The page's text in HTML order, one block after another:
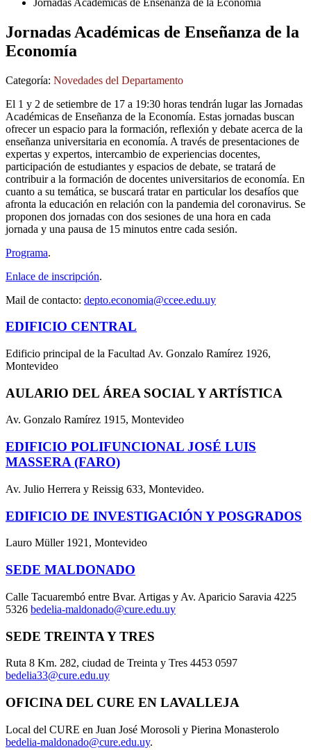
Jornadas Académicas de Enseñanza de la
Economía
Categoría: Novedades del Departamento
El 1 y 2 de setiembre de 17 a 19:30 horas tendrán lugar las Jornadas
Académicas de Enseñanza de la Economía. Estas jornadas buscan
ofrecer un espacio para la formación, reflexión y debate acerca de la
enseñanza universitaria en economía. A través de presentaciones de
expertas y expertos, intercambio de experiencias docentes,
participación de estudiantes y espacios de debate, se tratará de
contribuir a la formación de docentes universitarios de economía. En
cuanto a su temática, se buscará tratar en particular los desafíos que
afronta la educación en relación con la pandemia del coronavirus. Se
proponen dos jornadas con dos sesiones de una hora en cada
jornada y una pausa de 15 minutos entre cada sesión.
Programa.
Enlace de inscripción.
Mail de contacto: depto.economia@ccee.edu.uy
EDIFICIO CENTRAL
Edificio principal de la Facultad Av. Gonzalo Ramírez 1926,
Montevideo
AULARIO DEL ÁREA SOCIAL Y ARTÍSTICA
Av. Gonzalo Ramírez 1915, Montevideo
EDIFICIO POLIFUNCIONAL JOSÉ LUIS
MASSERA (FARO)
Av. Julio Herrera y Reissig 633, Montevideo.
EDIFICIO DE INVESTIGACIÓN Y POSGRADOS
Lauro Müller 1921, Montevideo
SEDE MALDONADO
Calle Tacuarembó entre Bvar. Artigas y Av. Aparicio Saravia 4225
5326 bedelia-maldonado@cure.edu.uy
SEDE TREINTA Y TRES
Ruta 8 Km. 282, ciudad de Treinta y Tres 4453 0597
bedelia33@cure.edu.uy
OFICINA DEL CURE EN LAVALLEJA
Local del CURE en Juan José Morosoli y Pierina Monasterolo
bedelia-maldonado@cure.edu.uy.